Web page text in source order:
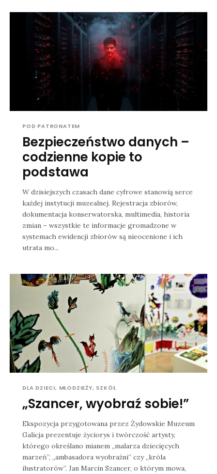
POD PATRONATEM
Bezpieczeństwo danych –
codzienne kopie to
podstawa
W dzisiejszych czasach dane cyfrowe stanowią serce
każdej instytucji muzealnej. Rejestracja zbiorów,
dokumentacja konserwatorska, multimedia, historia
zmian – wszystkie te informacje gromadzone w
systemach ewidencji zbiorów są nieocenione i ich
utrata mo...
DLA DZIECI, MŁODZIEŻY, SZKÓŁ
„Szancer, wyobraź sobie!”
Ekspozycja przygotowana przez Żydowskie Muzeum
Galicja prezentuje życiorys i twórczość artysty,
którego określano mianem „malarza dziecięcych
marzeń”, „ambasadora wyobraźni” czy „króla
ilustratorów”. Jan Marcin Szancer, o którym mowa,